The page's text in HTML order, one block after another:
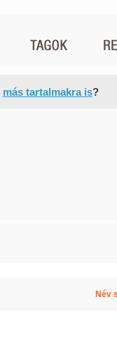
más tartalmakra is?
Név